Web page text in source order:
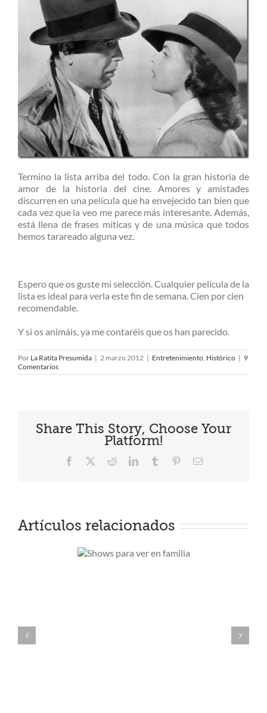
Termino la lista arriba del todo. Con la gran historia de
amor de la historia del cine. Amores y amistades
discurren en una película que ha envejecido tan bien que
cada vez que la veo me parece más interesante. Además,
está llena de frases míticas y de una música que todos
hemos tarareado alguna vez.
Espero que os guste mi selección. Cualquier película de la
lista es ideal para verla este fin de semana. Cien por cien
recomendable.
Y si os animáis, ya me contaréis que os han parecido.
Por La Ratita Presumida | 2 marzo 2012 | Entretenimiento, Histórico | 9
Comentarios
Share This Story, Choose Your
Platform!
Facebook RedditLinkedInTumblr PinterestCorreo
Artículos relacionados
Series tristes pero necesarias